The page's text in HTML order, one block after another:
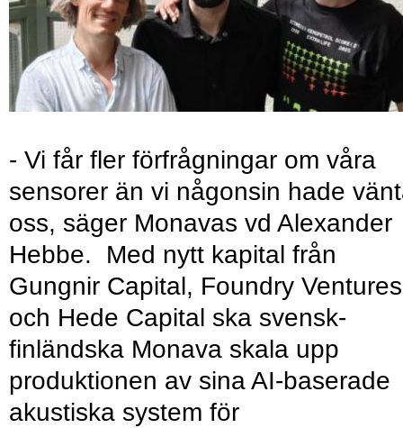
- Vi får fler förfrågningar om våra
sensorer än vi någonsin hade
oss, säger Monavas vd Alexander
Hebbe. Med nytt kapital från
Gungnir Capital, Foundry Ventures
och Hede Capital ska svensk-
finländska Monava skala upp
produktionen av sina AI-baserade
akustiska system för